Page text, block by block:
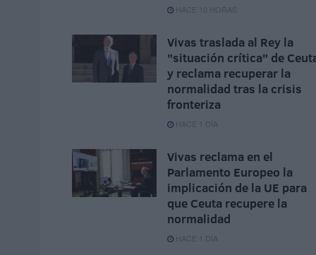
HACE 10 HORAS
Vivas traslada al Rey la
"situación crítica" de
y reclama recuperar la
normalidad tras la crisis
fronteriza
HACE 1 DÍA
Vivas reclama en el
Parlamento Europeo la
implicación de la UE para
que Ceuta recupere la
normalidad
HACE 1 DÍA